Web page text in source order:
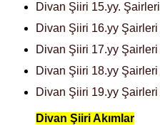
Divan Şiiri 15.yy. Şairleri
Divan Şiiri 16.yy Şairleri
Divan Şiiri 17.yy Şairleri
Divan Şiiri 18.yy Şairleri
Divan Şiiri 19.yy Şairleri
Divan Şiiri Akımlar